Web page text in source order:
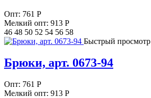
Опт: 761 Р
Мелкий опт: 913 Р
46 48 50 52 54 56 58
Быстрый просмотр
Брюки, арт. 0673-94
Опт: 761 Р
Мелкий опт: 913 Р